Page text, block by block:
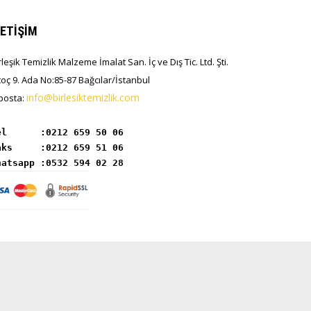
Temizlik Malzeme İmalat San. İç ve Dış Tic. Ltd. Şti.
9. Ada No:85-87 Bağcılar/İstanbul
info@birlesiktemizlik.com
:
:0532 594 02 28